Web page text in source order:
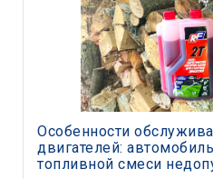
Особенности
двигателей:
топливной смеси